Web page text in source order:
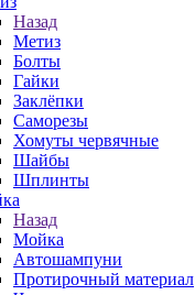
Назад
Метиз
Болты
Гайки
Заклёпки
Саморезы
Хомуты червячные
Шайбы
Шплинты
Назад
Мойка
Автошампуни
Протирочный материал